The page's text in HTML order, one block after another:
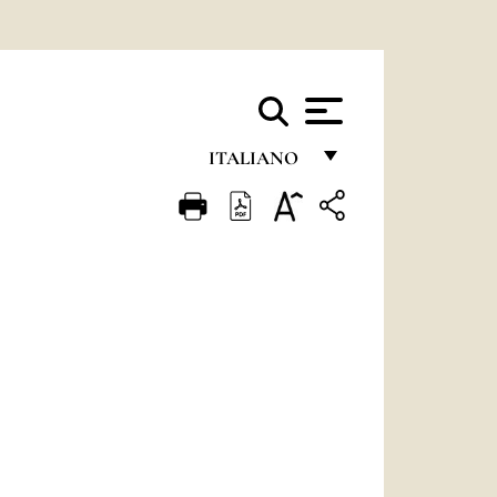
ITALIANO
FRANÇAIS